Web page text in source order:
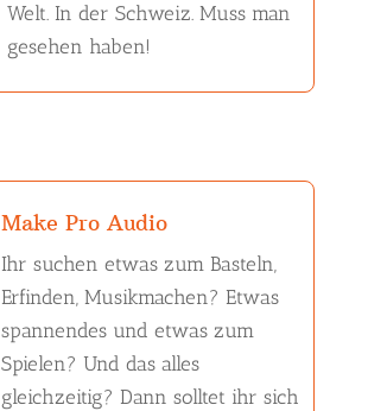
Welt. In der Schweiz. Muss man
gesehen haben!
Make Pro Audio
Ihr suchen etwas zum Basteln,
Erfinden, Musikmachen? Etwas
spannendes und etwas zum
Spielen? Und das alles
gleichzeitig? Dann solltet ihr sich